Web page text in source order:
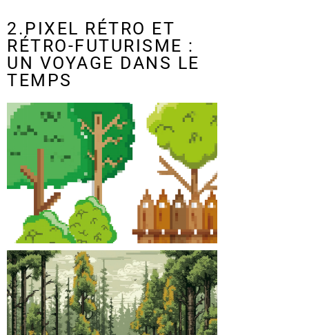
2.PIXEL RÉTRO ET
RÉTRO-FUTURISME :
UN VOYAGE DANS LE
TEMPS